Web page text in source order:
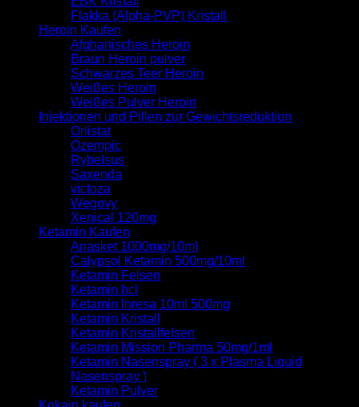
Flakka (Alpha-PVP) Kristall
Heroin Kaufen
Afghanisches Heroin
Braun Heroin pulver
Schwarzes Teer Heroin
Weißes Heroin
Weißes Pulver Heroin
Injektionen und Pillen zur Gewichtsreduktion
Orlistat
Ozempic
Rybelsus
Saxenda
victoza
Wegovy
Xenical 120mg
Ketamin Kaufen
Anasket 1000mg/10ml
Calypsol Ketamin 500mg/10ml
Ketamin Felsen
Ketamin hcl
Ketamin Inresa 10ml 500mg
Ketamin Kristall
Ketamin Kristallfelsen
Ketamin Mission Pharma 50mg/1ml
Ketamin Nasenspray ( 3 x Plasma Liquid
Nasenspray )
Ketamin Pulver